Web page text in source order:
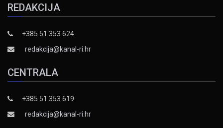
REDAKCIJA
+385 51 353 624
redakcija@kanal-ri.hr
CENTRALA
+385 51 353 619
redakcija@kanal-ri.hr